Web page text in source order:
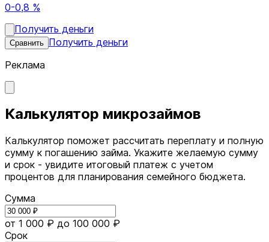
0-0,8 %
Получить деньги
Сравнить Получить деньги
Реклама
Калькулятор микрозаймов
Калькулятор поможет рассчитать переплату и полную
сумму к погашению займа. Укажите желаемую сумму
и срок - увидите итоговый платеж с учетом
процентов для планирования семейного бюджета.
Сумма
от 1 000 ₽ до 100 000 ₽
Срок